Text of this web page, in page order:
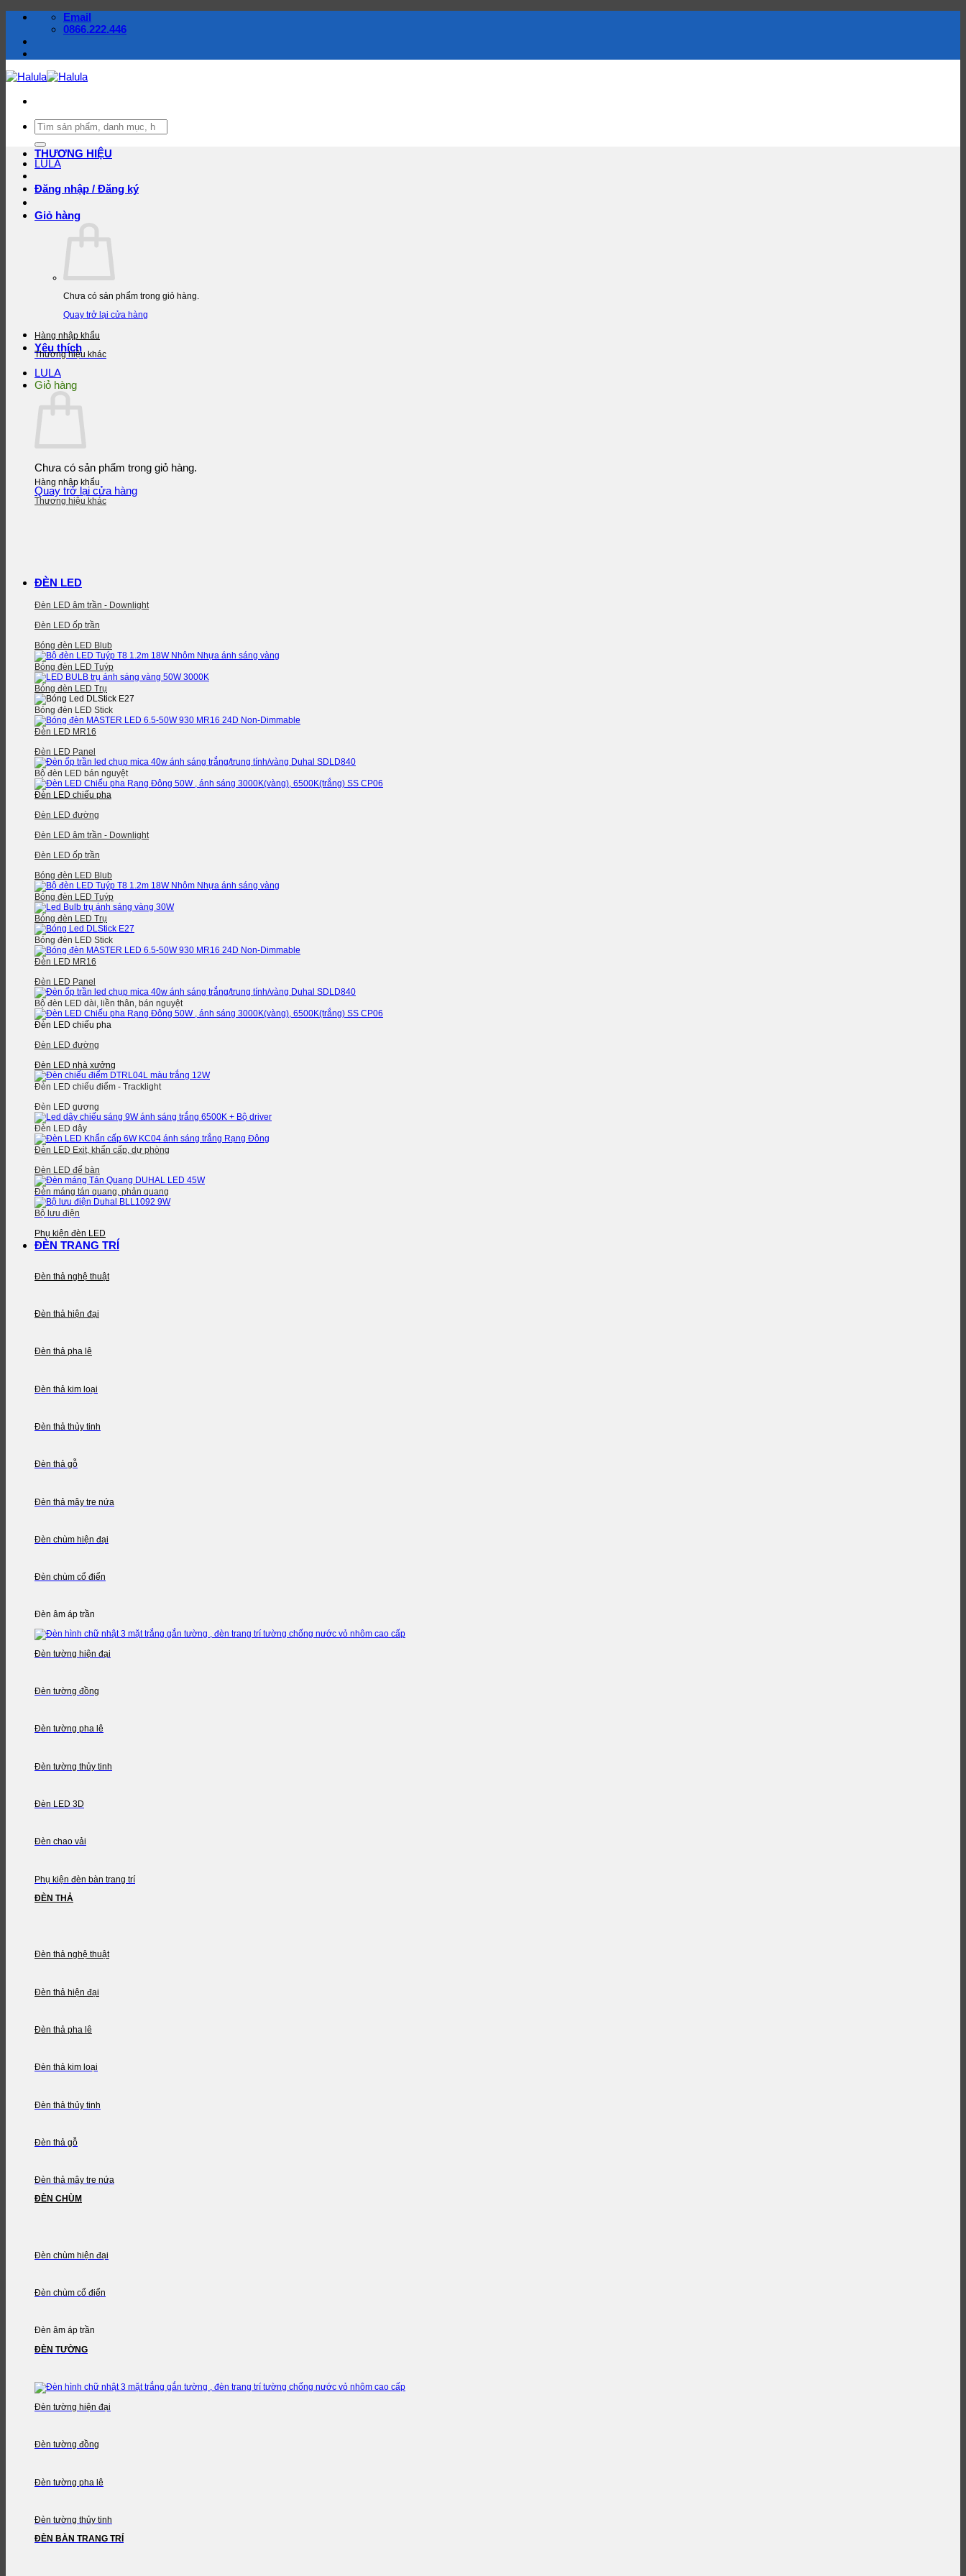
dung
Email
0866.222.446
Tìm
kiếm:
LULA
Đăng nhập / Đăng ký
Giỏ hàng
Chưa có sản phẩm trong giỏ hàng.
Quay trở lại cửa hàng
Yêu thích
LULA
Giỏ hàng
Chưa có sản phẩm trong giỏ hàng.
Quay trở lại cửa hàng
THƯƠNG HIỆU
Hàng nhập khẩu
Thương hiệu khác
Hàng nhập khẩu
Thương hiệu khác
ĐÈN LED
Đèn LED âm trần - Downlight
Đèn LED ốp trần
Bóng đèn LED Blub
Bóng đèn LED Tuýp
Bóng đèn LED Trụ
Bóng đèn LED Stick
Đèn LED MR16
Đèn LED Panel
Bộ đèn LED bán nguyệt
Đèn LED chiếu pha
Đèn LED đường
Đèn LED âm trần - Downlight
Đèn LED ốp trần
Bóng đèn LED Blub
Bóng đèn LED Tuýp
Bóng đèn LED Trụ
Bóng đèn LED Stick
Đèn LED MR16
Đèn LED Panel
Bộ đèn LED dài, liền thân, bán nguyệt
Đèn LED chiếu pha
Đèn LED đường
Đèn LED nhà xưởng
Đèn LED chiếu điểm - Tracklight
Đèn LED gương
Đèn LED dây
Đèn LED Exit, khẩn cấp, dự phòng
Đèn LED để bàn
Đèn máng tán quang, phản quang
Bộ lưu điện
Phụ kiện đèn LED
ĐÈN TRANG TRÍ
Đèn thả nghệ thuật
Đèn thả hiện đại
Đèn thả pha lê
Đèn thả kim loại
Đèn thả thủy tinh
Đèn thả gỗ
Đèn thả mây tre nứa
Đèn chùm hiện đại
Đèn chùm cổ điển
Đèn âm áp trần
Đèn tường hiện đại
Đèn tường đồng
Đèn tường pha lê
Đèn tường thủy tinh
Đèn LED 3D
Đèn chao vải
Phụ kiện đèn bàn trang trí
ĐÈN THẢ
Đèn thả nghệ thuật
Đèn thả hiện đại
Đèn thả pha lê
Đèn thả kim loại
Đèn thả thủy tinh
Đèn thả gỗ
Đèn thả mây tre nứa
ĐÈN CHÙM
Đèn chùm hiện đại
Đèn chùm cổ điển
Đèn âm áp trần
ĐÈN TƯỜNG
Đèn tường hiện đại
Đèn tường đồng
Đèn tường pha lê
Đèn tường thủy tinh
ĐÈN BÀN TRANG TRÍ